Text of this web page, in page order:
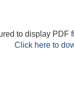
to display PDF
Click here to